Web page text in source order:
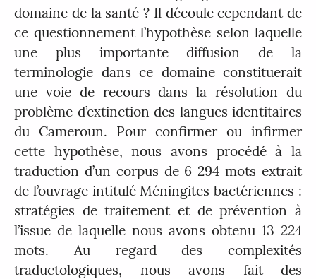
domaine de la santé ? Il découle cependant de
ce questionnement l’hypothèse selon laquelle
une plus importante diffusion de la
terminologie dans ce domaine constituerait
une voie de recours dans la résolution du
problème d’extinction des langues identitaires
du Cameroun. Pour confirmer ou infirmer
cette hypothèse, nous avons procédé à la
traduction d’un corpus de 6 294 mots extrait
de l’ouvrage intitulé Méningites bactériennes :
stratégies de traitement et de prévention à
l’issue de laquelle nous avons obtenu 13 224
mots. Au regard des complexités
traductologiques, nous avons fait des